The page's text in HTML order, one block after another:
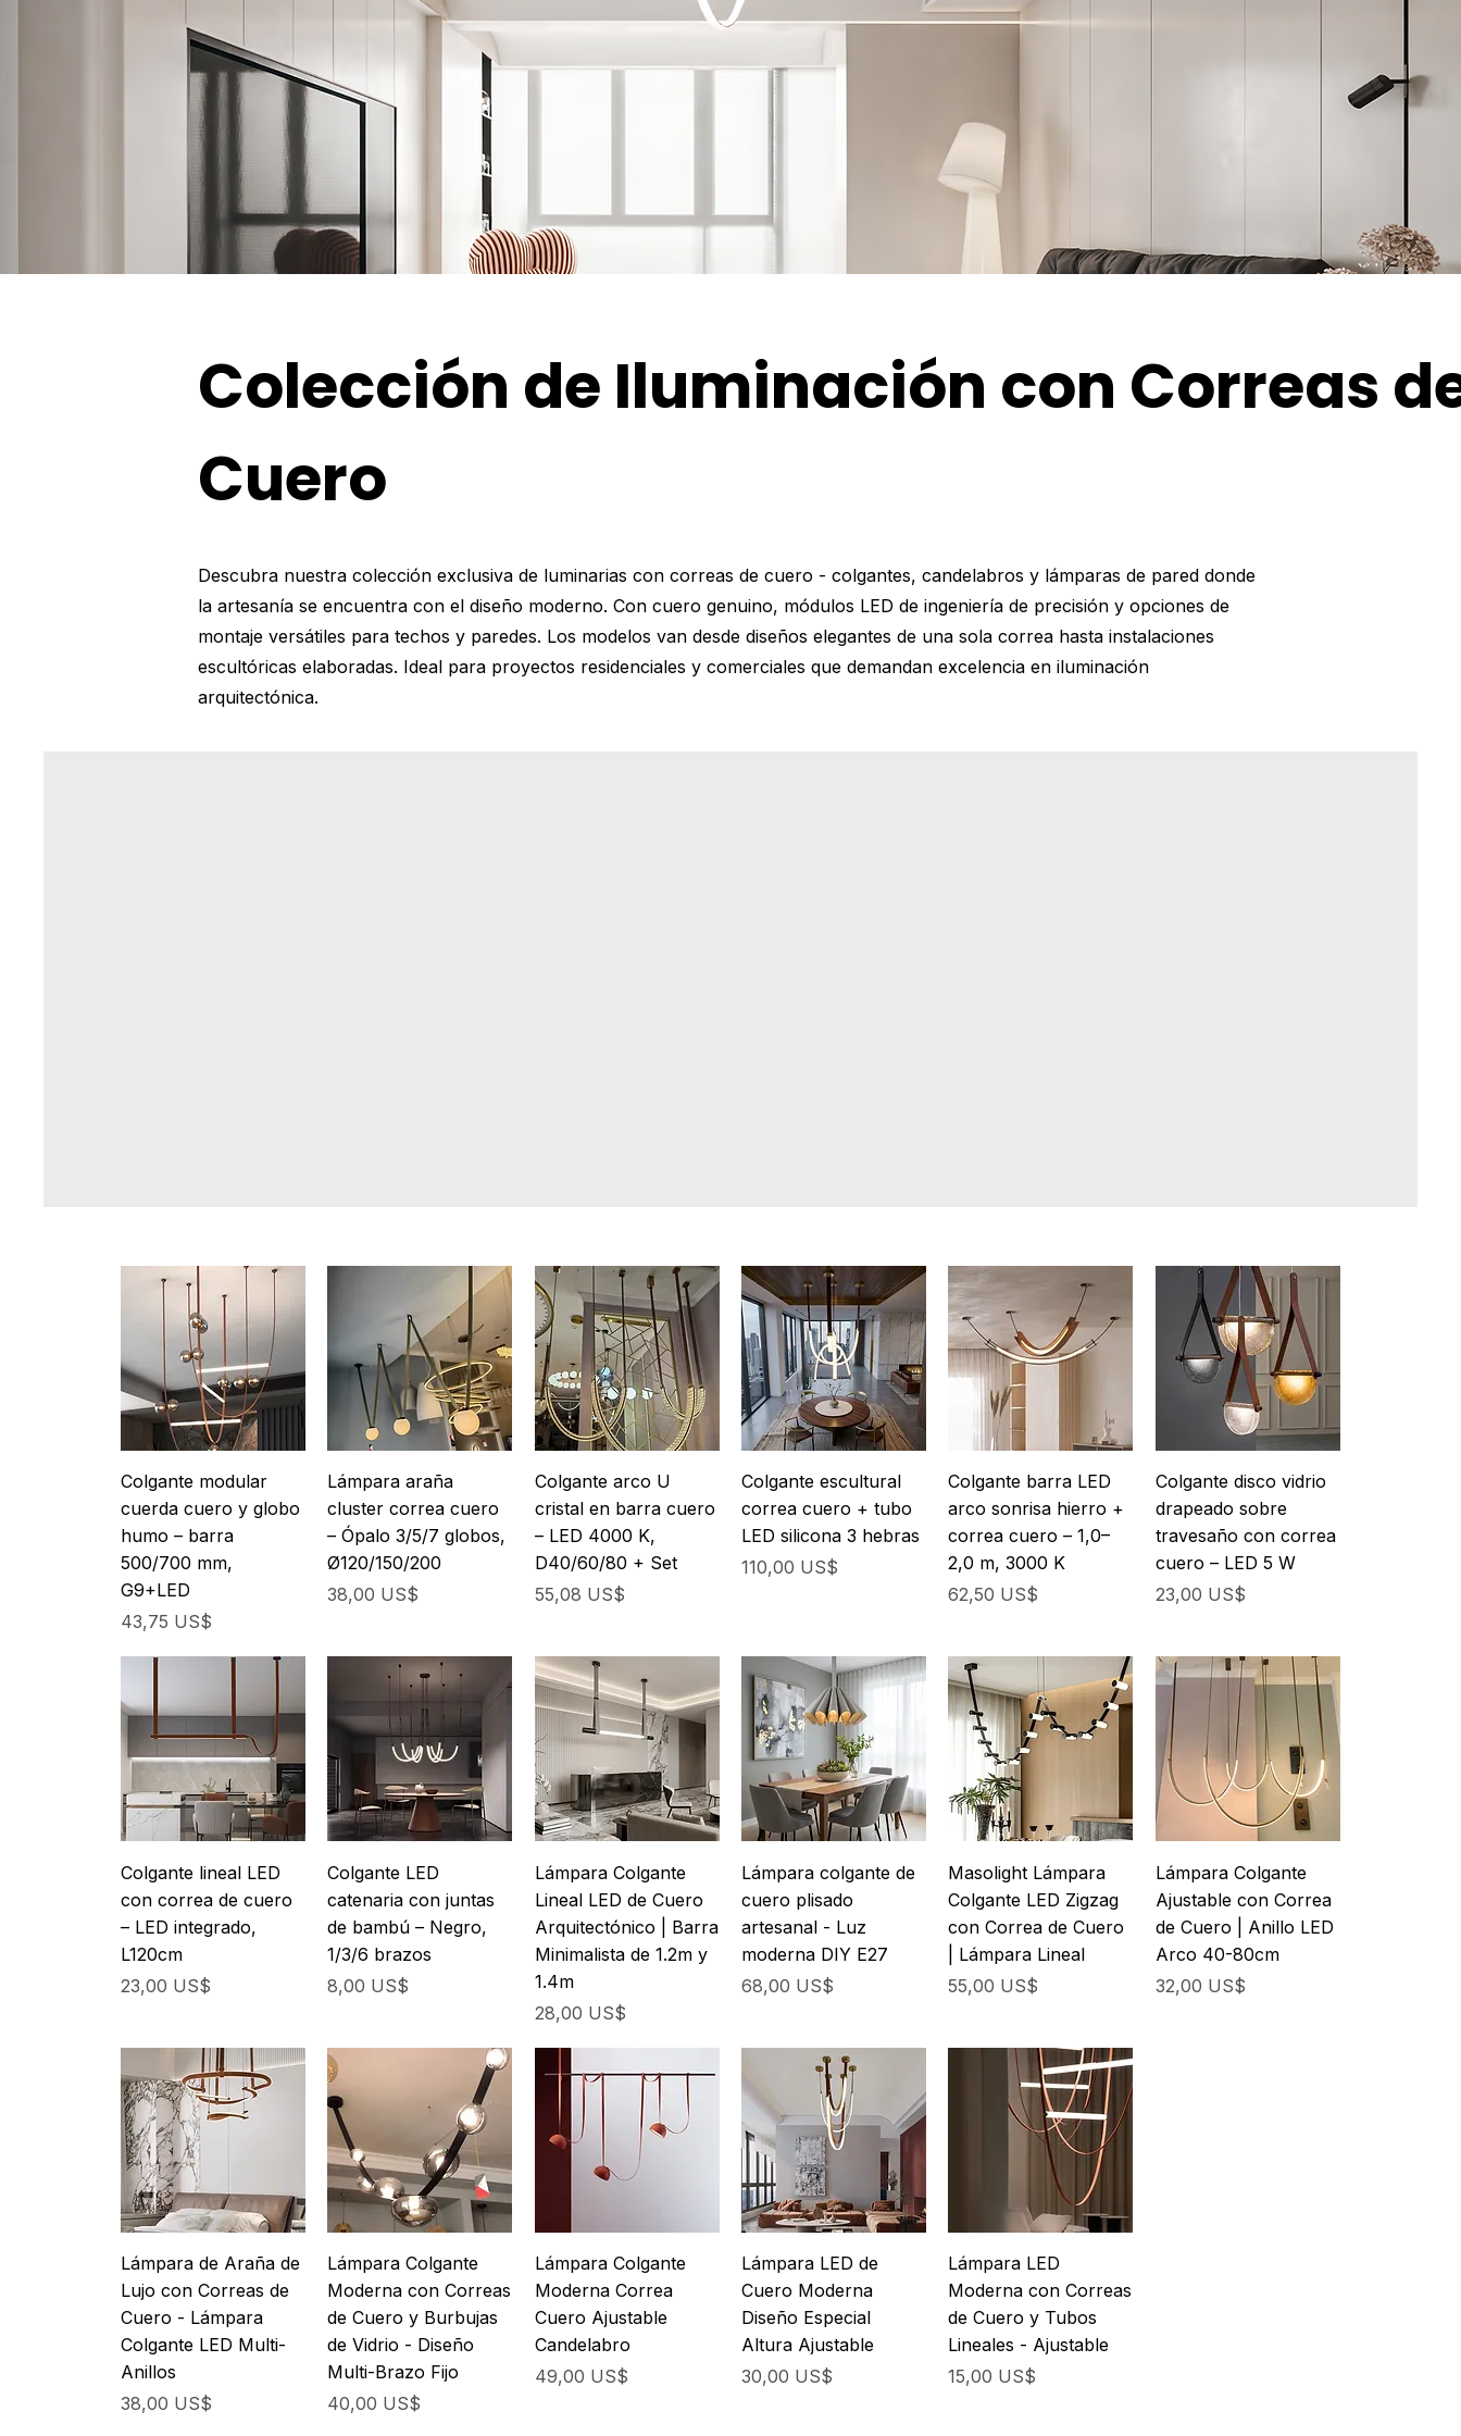
Colección de Iluminación con Correas
Cuero
Descubra nuestra colección exclusiva de luminarias con correas de cuero - colgantes, candelabros y lámparas de pared donde
la artesanía se encuentra con el diseño moderno. Con cuero genuino, módulos LED de ingeniería de precisión y opciones de
montaje versátiles para techos y paredes. Los modelos van desde diseños elegantes de una sola correa hasta instalaciones
escultóricas elaboradas. Ideal para proyectos residenciales y comerciales que demandan excelencia en iluminación
arquitectónica.
Colgante modular
cuerda cuero y globo
humo – barra
500/700 mm,
G9+LED
Precio
43,75 US$
Lámpara araña
cluster correa cuero
– Ópalo 3/5/7 globos,
Ø120/150/200
Precio
38,00 US$
Colgante arco U
cristal en barra cuero
– LED 4000 K,
D40/60/80 + Set
Precio
55,08 US$
Colgante escultural
correa cuero + tubo
LED silicona 3 hebras
Precio
110,00 US$
Colgante barra LED
arco sonrisa hierro +
correa cuero – 1,0–
2,0 m, 3000 K
Precio
62,50 US$
Colgante disco vidrio
drapeado sobre
travesaño con correa
cuero – LED 5 W
Precio
23,00 US$
Colgante lineal LED
con correa de cuero
– LED integrado,
L120cm
Precio
23,00 US$
Colgante LED
catenaria con juntas
de bambú – Negro,
1/3/6 brazos
Precio
8,00 US$
Lámpara Colgante
Lineal LED de Cuero
Arquitectónico | Barra
Minimalista de 1.2m y
1.4m
Precio
28,00 US$
Lámpara colgante de
cuero plisado
artesanal - Luz
moderna DIY E27
Precio
68,00 US$
Masolight Lámpara
Colgante LED Zigzag
con Correa de Cuero
| Lámpara Lineal
Precio
55,00 US$
Lámpara Colgante
Ajustable con Correa
de Cuero | Anillo LED
Arco 40-80cm
Precio
32,00 US$
Lámpara de Araña de
Lujo con Correas de
Cuero - Lámpara
Colgante LED Multi-
Anillos
Precio
38,00 US$
Lámpara Colgante
Moderna con Correas
de Cuero y Burbujas
de Vidrio - Diseño
Multi-Brazo Fijo
Precio
40,00 US$
Lámpara Colgante
Moderna Correa
Cuero Ajustable
Candelabro
Precio
49,00 US$
Lámpara LED de
Cuero Moderna
Diseño Especial
Altura Ajustable
Precio
30,00 US$
Lámpara LED
Moderna con Correas
de Cuero y Tubos
Lineales - Ajustable
Precio
15,00 US$